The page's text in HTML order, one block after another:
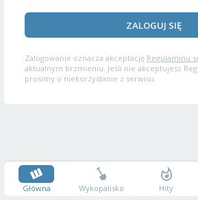
ZALOGUJ SIĘ
Zalogowanie oznacza akceptację Regulaminu
aktualnym brzmieniu. Jeśli nie akceptujesz
prosimy o niekorzystanie z serwisu.
Główna Wykopalisko Hity